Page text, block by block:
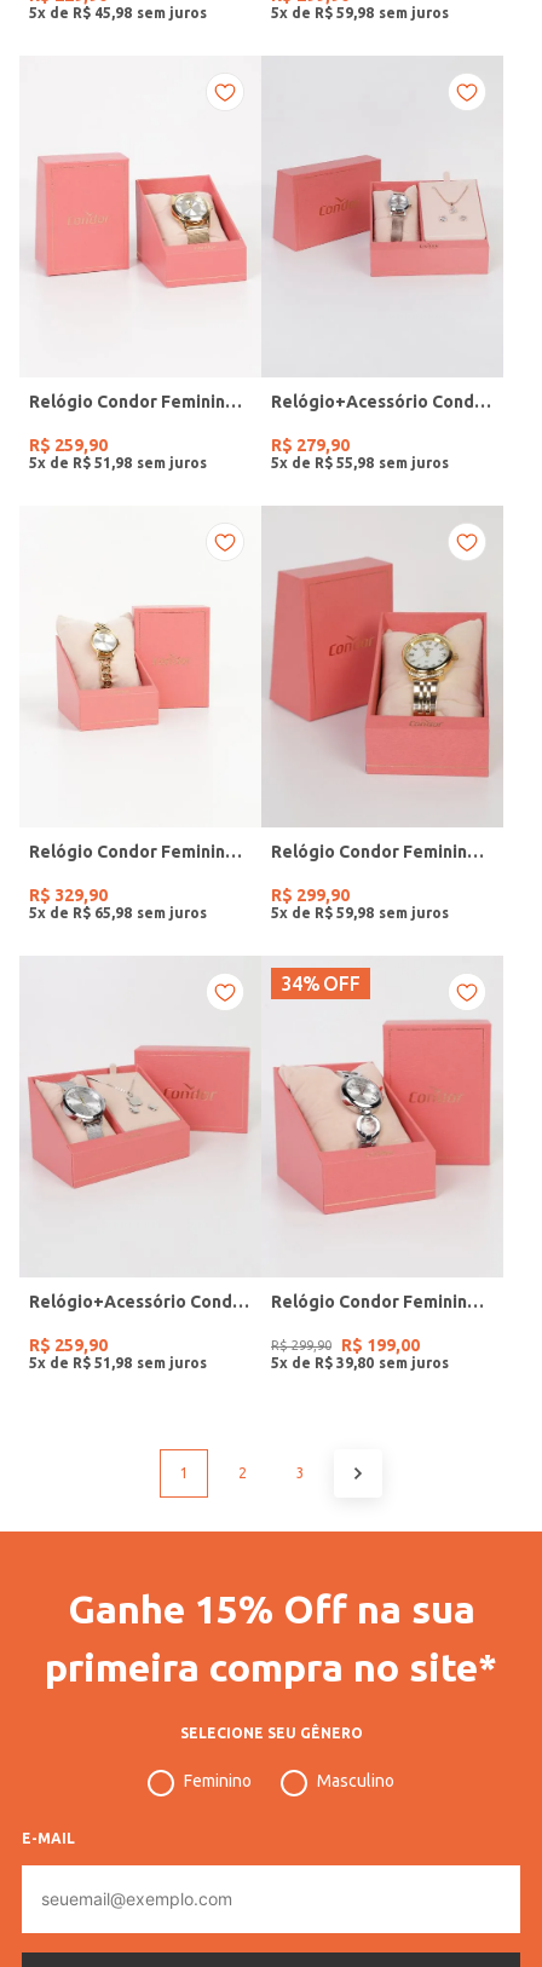
5x de R$ 45 98 5x de R$ 59 98
Relógio Condor Feminino DOURADO
R$ 259,90
5x de R$ 51 98
Relógio+Acessório Condor Feminino ROSE
R$ 279,90
5x de R$ 55 98
Relógio Condor Feminino DOURADO
R$ 329,90
5x de R$ 65 98
Relógio Condor Feminino DOURADO
R$ 299,90
5x de R$ 59 98
Relógio+Acessório Condor Feminino PRATA
R$ 259,90
5x de R$ 51 98
34% OFF
Relógio Condor Feminino PRATA
R$ 299,90 R$ 199,00
5x de R$ 39 80
1 2 3
Ganhe 15% Off na sua
primeira compra no site*
SELECIONE SEU GÊNERO
Feminino Masculino
E-MAIL
mail